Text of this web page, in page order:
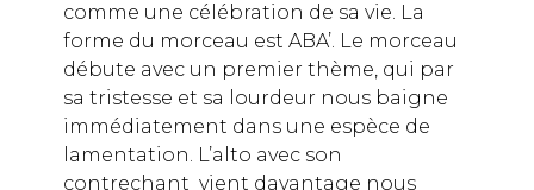
comme une célébration de sa vie. La
forme du morceau est ABA’. Le morceau
débute avec un premier thème, qui par
sa tristesse et sa lourdeur nous baigne
immédiatement dans une espèce de
lamentation. L’alto avec son
contrechant vient davantage nous